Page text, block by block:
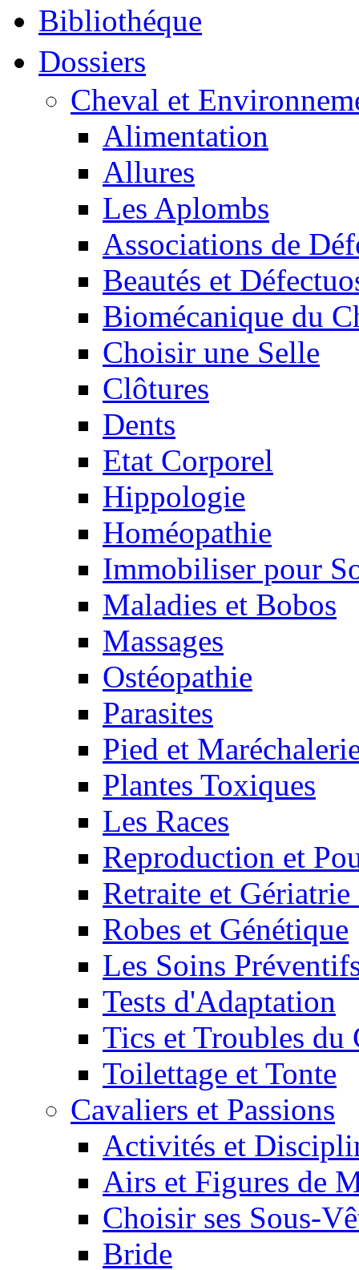
Bibliothéque
Dossiers
Cheval et
Alimentation
Allures
Les Aplombs
Associations de
Beautés et
Biomécanique du
Choisir une Selle
Clôtures
Dents
Etat Corporel
Hippologie
Homéopathie
Immobiliser pour
Maladies et Bobos
Massages
Ostéopathie
Parasites
Pied et
Plantes Toxiques
Les Races
Reproduction et
Retraite et
Robes et Génétique
Les Soins
Tests d'Adaptation
Tics et Troubles du
Toilettage et Tonte
Cavaliers et Passions
Activités et
Airs et Figures de
Choisir ses Sous-
Bride